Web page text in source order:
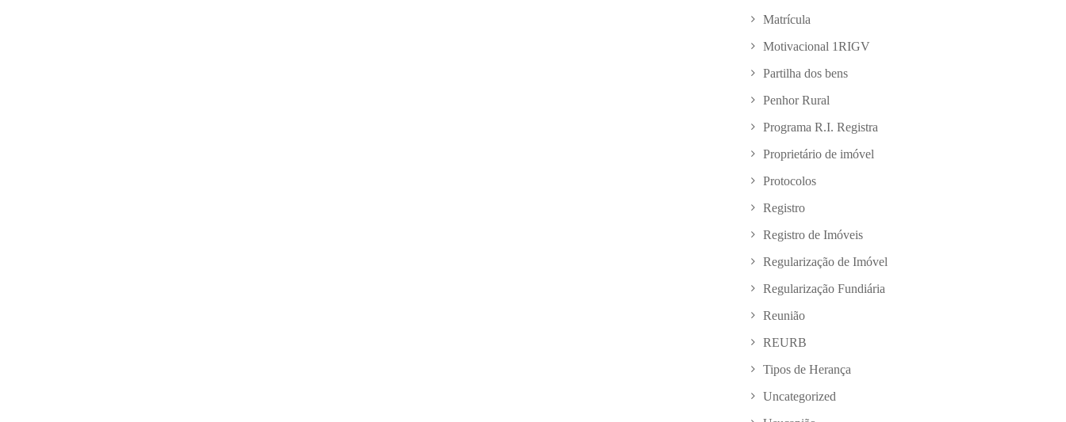
Matrícula
Motivacional 1RIGV
Partilha dos bens
Penhor Rural
Programa R.I. Registra
Proprietário de imóvel
Protocolos
Registro
Registro de Imóveis
Regularização de Imóvel
Regularização Fundiária
Reunião
REURB
Tipos de Herança
Uncategorized